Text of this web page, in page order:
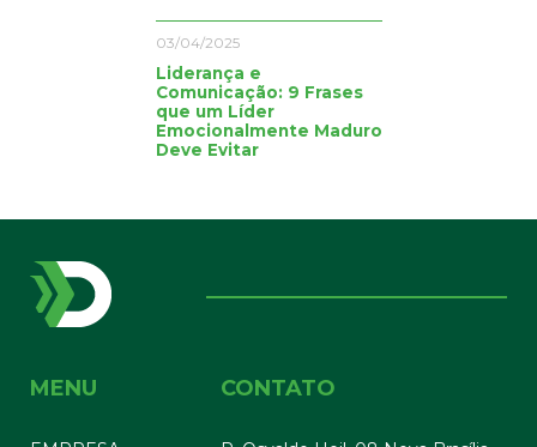
03/04/2025
Liderança e
Comunicação: 9 Frases
que um Líder
Emocionalmente Maduro
Deve Evitar
MENU CONTATO